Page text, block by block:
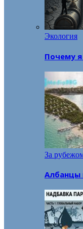
Экология
Почему
За
Албанцы